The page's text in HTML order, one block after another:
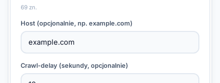
69 zn.
Host (opcjonalnie, np. example.com)
Crawl-delay (sekundy, opcjonalnie)